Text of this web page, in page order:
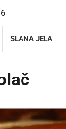
SLANA JELA